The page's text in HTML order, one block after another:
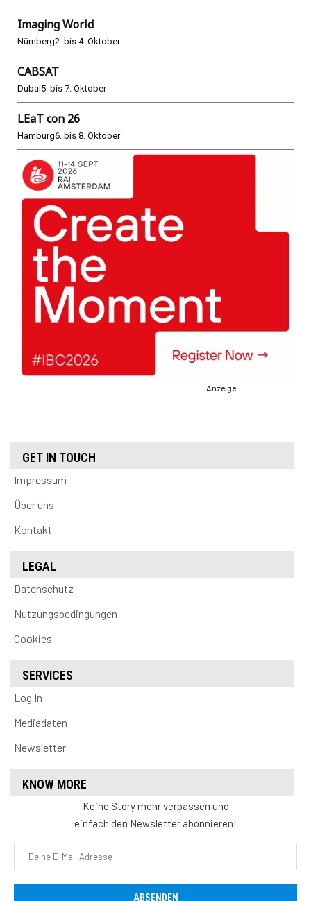
Imaging World
Nürnberg2. bis 4. Oktober
CABSAT
Dubai5. bis 7. Oktober
LEaT con 26
Hamburg6. bis 8. Oktober
Anzeige
GET IN TOUCH
Impressum
Über uns
Kontakt
LEGAL
Datenschutz
Nutzungsbedingungen
Cookies
SERVICES
Log In
Mediadaten
Newsletter
KNOW MORE
Keine Story mehr verpassen und
einfach den Newsletter abonnieren!